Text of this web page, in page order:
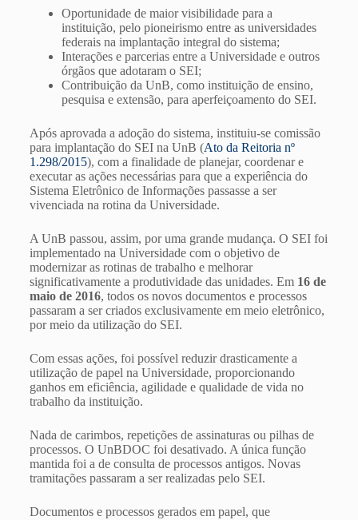
Oportunidade de maior visibilidade para a
instituição, pelo pioneirismo entre as universidades
federais na implantação integral do sistema;
Interações e parcerias entre a Universidade e outros
órgãos que adotaram o SEI;
Contribuição da UnB, como instituição de ensino,
pesquisa e extensão, para aperfeiçoamento do SEI.
Após aprovada a adoção do sistema, instituiu-se comissão
para implantação do SEI na UnB (Ato da Reitoria nº
1.298/2015), com a finalidade de planejar, coordenar e
executar as ações necessárias para que a experiência do
Sistema Eletrônico de Informações passasse a ser
vivenciada na rotina da Universidade.
A UnB passou, assim, por uma grande mudança. O SEI foi
implementado na Universidade com o objetivo de
modernizar as rotinas de trabalho e melhorar
significativamente a produtividade das unidades. Em 16 de
maio de 2016, todos os novos documentos e processos
passaram a ser criados exclusivamente em meio eletrônico,
por meio da utilização do SEI.
Com essas ações, foi possível reduzir drasticamente a
utilização de papel na Universidade, proporcionando
ganhos em eficiência, agilidade e qualidade de vida no
trabalho da instituição.
Nada de carimbos, repetições de assinaturas ou pilhas de
processos. O UnBDOC foi desativado. A única função
mantida foi a de consulta de processos antigos. Novas
tramitações passaram a ser realizadas pelo SEI.
Documentos e processos gerados em papel, que